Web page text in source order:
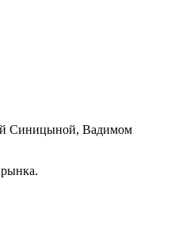
Синицыной, Вадимом